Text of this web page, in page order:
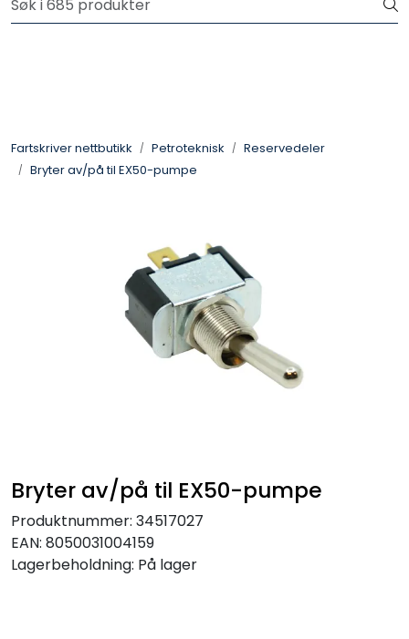
Skip to main content
Fartskriver nettbutikk Petroteknisk
Reservedeler
Bryter av/på til EX50-pumpe
Bryter av/på til EX50-pumpe
Produktnummer: 34517027
EAN: 8050031004159
Lagerbeholdning: På lager
Petroteknisk